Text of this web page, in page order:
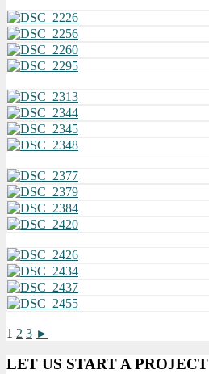
1 2 3 ►
LET US START A PROJECT